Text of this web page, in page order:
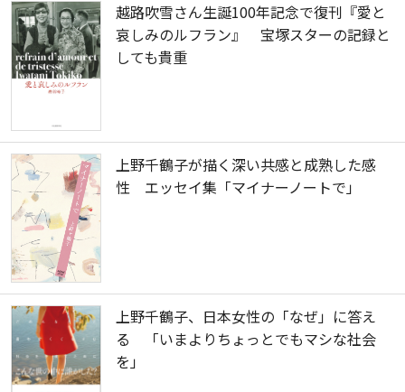
越路吹雪さん生誕100年記念で復刊『愛と
哀しみのルフラン』 宝塚スターの記録と
しても貴重
上野千鶴子が描く深い共感と成熟した感
性 エッセイ集「マイナーノートで」
上野千鶴子、日本女性の「なぜ」に答え
る 「いまよりちょっとでもマシな社会
を」